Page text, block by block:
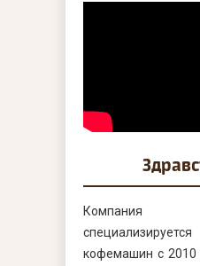
Компания
кофемашин с 2010